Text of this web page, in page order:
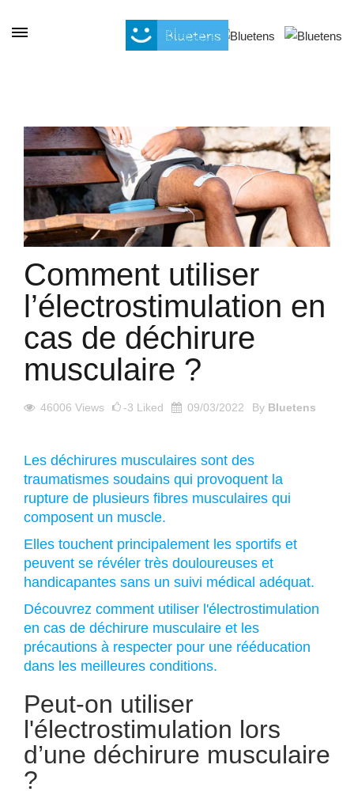
Comment utiliser
l’électrostimulation en
cas de déchirure
musculaire ?
46006 Views -3 Liked 09/03/2022 By Bluetens
Les déchirures musculaires sont des
traumatismes soudains qui provoquent la
rupture de plusieurs fibres musculaires qui
composent un muscle.
Elles touchent principalement les sportifs et
peuvent se révéler très douloureuses et
handicapantes sans un suivi médical adéquat.
Découvrez comment utiliser l'électrostimulation
en cas de déchirure musculaire et les
précautions à respecter pour une rééducation
dans les meilleures conditions.
Peut-on utiliser
l'électrostimulation lors
d’une déchirure musculaire
?